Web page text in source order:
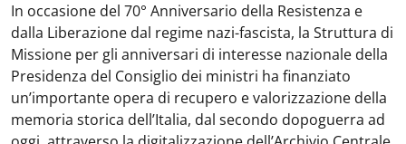
In occasione del 70° Anniversario della Resistenza e
dalla Liberazione dal regime nazi-fascista, la Struttura di
Missione per gli anniversari di interesse nazionale della
Presidenza del Consiglio dei ministri ha finanziato
un’importante opera di recupero e valorizzazione della
memoria storica dell’Italia, dal secondo dopoguerra ad